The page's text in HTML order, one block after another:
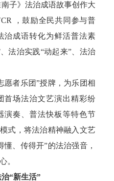
子》法治成语故事创作大
，鼓励全民共同参与普
治成语转化为鲜活普法素
法治实践“动起来”、法治
者乐团”授牌，为乐团相
首场法治文艺演出精彩纷
演奏、普法快板等特色节
式，将法治精神融入文艺
、传得开”的法治强音，
。
“新生活”